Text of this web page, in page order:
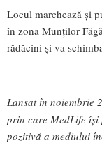
Locul marchează și
în zona Munților
rădăcini și va
Lansat în noiembrie
prin care MedLife își
pozitivă a mediului